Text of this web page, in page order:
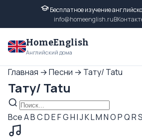
Бесплатное изучение
info@homeenglish.ru
HomeEnglish
Английский дома
Главная →Песни → Тату/ Tatu
Тату/ Tatu
ВсеABCDEFGHIJKLMNOPQRS